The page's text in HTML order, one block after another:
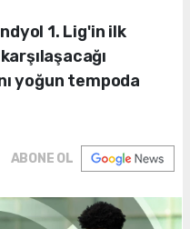
1. Lig'in ilk
yoğun tempoda
ABONE OL